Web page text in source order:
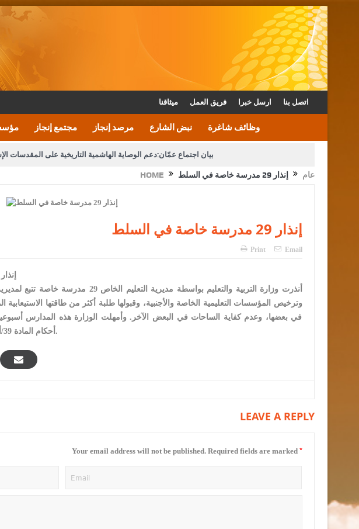
ميثاقنا فريق العمل ارسل خبرا اتصل بنا
مجتمع إنجاز مرصد إنجاز نبض الشارع وظائف شاغرة
بيان اجتماع عمّان:دعم الوصاية الهاشمية التاريخية على المقدسات
القاضي دعوة المكلفين بخدمة العلم (الدفعة الثالثة) إلى مراجعة منصة خدمة العلم
القاضي محمود أحمد فريحات.. مبارك ومزيدا من التوفيق
HOME عام إنذار 29 مدرسة خاصة في السلط
إنذار 29 مدرسة خاصة في السلط
Print Email
إنذار 29 مدرسة خاصة في السلط لمخالفتها
أنذرت وزارة التربية والتعليم بواسطة
وترخيص المؤسسات التعليمية الخاصة والأجنبية، وقبولها طلبة أكثر من طاقتها
في بعضها، وعدم كفاية الساحات في البعض الآخر. وأمهلت الوزارة هذه المدارس
أحكام المادة 39/أ من قانون التربية والتعليم رقم 3 لسنة 1994 وتعديلاته.
LEAVE A REPLY
Your email address will not be published. Required fields are marked *